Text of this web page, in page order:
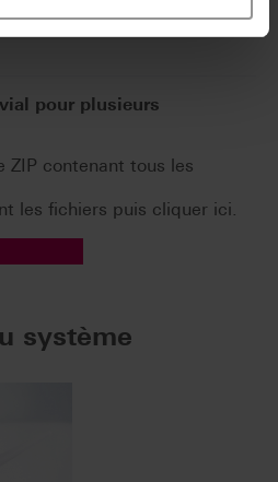
pour plusieurs
ZIP contenant tous les
les fichiers puis cliquer ici.
système